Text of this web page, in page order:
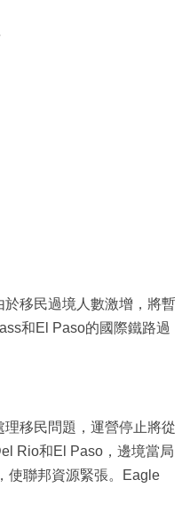
移民過境人數激增，將暫
和El Paso的國際鐵路過
移民問題，運營停止將從
Rio和El Paso，邊境當局
使聯邦資源緊張。Eagle